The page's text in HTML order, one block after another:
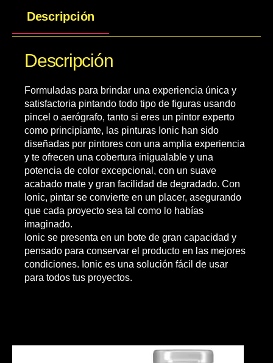
Descripción
Descripción
Formuladas para brindar una experiencia única y
satisfactoria pintando todo tipo de figuras usando
pincel o aerógrafo, tanto si eres un pintor experto
como principiante, las pinturas Ionic han sido
diseñadas por pintores con una amplia experiencia
y te ofrecen una cobertura inigualable y una
potencia de color excepcional, con un suave
acabado mate y gran facilidad de degradado. Con
Ionic, pintar se convierte en un placer, asegurando
que cada proyecto sea tal como lo habías
imaginado.
Ionic se presenta en un bote de gran capacidad y
pensado para conservar el producto en las mejores
condiciones. Ionic es una solución fácil de usar
para todos tus proyectos.